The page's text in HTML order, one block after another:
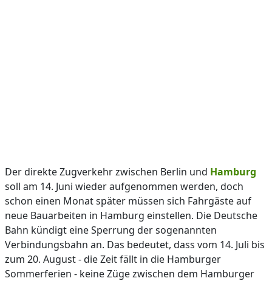
Der direkte Zugverkehr zwischen Berlin und Hamburg
soll am 14. Juni wieder aufgenommen werden, doch
schon einen Monat später müssen sich Fahrgäste auf
neue Bauarbeiten in Hamburg einstellen. Die Deutsche
Bahn kündigt eine Sperrung der sogenannten
Verbindungsbahn an. Das bedeutet, dass vom 14. Juli bis
zum 20. August - die Zeit fällt in die Hamburger
Sommerferien - keine Züge zwischen dem Hamburger